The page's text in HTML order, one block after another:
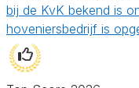
bij de KvK bekend is
hoveniersbedrijf is